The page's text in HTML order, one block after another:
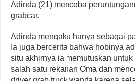
Adinda (21) mencoba
grabcar.
Adinda mengaku hanya sebagai
Ia juga bercerita bahwa hobinya
situ akhirnya ia memutuskan
salah satu rekanan Oma dan